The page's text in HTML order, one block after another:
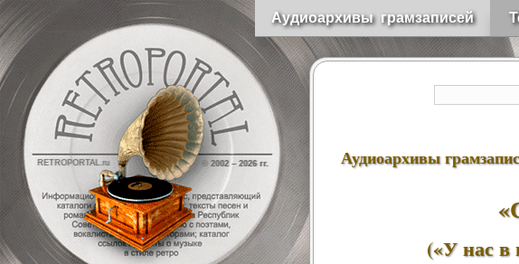
Аудиоархивы грамзаписей
RETROPORTAL.ru © 2002 – 2026 гг. Аудиоархивы
(«У нас в